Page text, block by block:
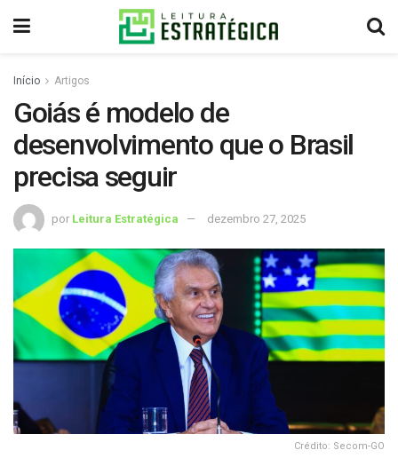
Início Artigos
Goiás é modelo de
desenvolvimento que o Brasil
precisa seguir
por Leitura Estratégica dezembro 27, 2025
Crédito: Secom-GO